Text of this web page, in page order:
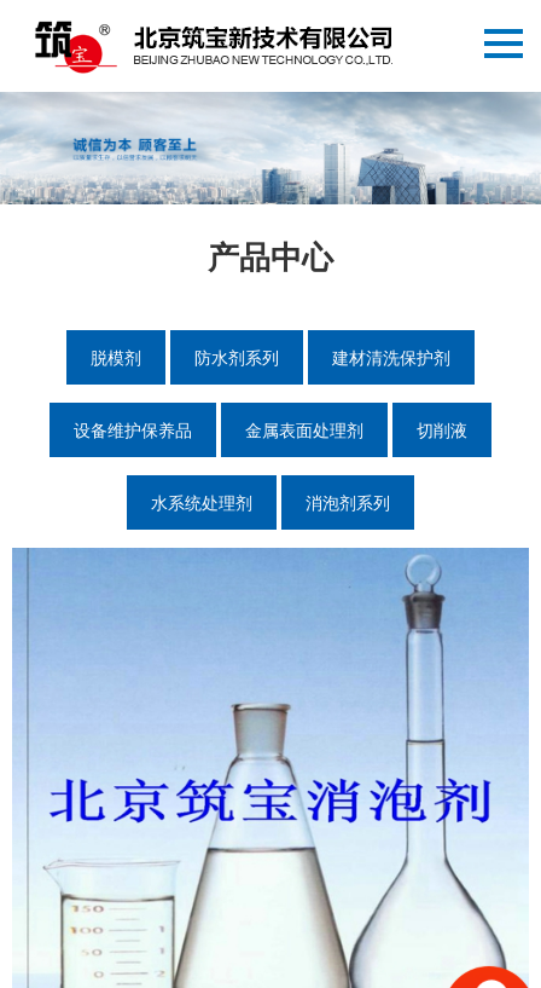
产品中心
脱模剂 防水剂系列 建材清洗保护剂
设备维护保养品 金属表面处理剂 切削液
水系统处理剂 消泡剂系列